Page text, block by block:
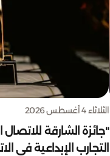
الثلاثاء 4 أغسطس 2026
"جائزة الشارقة
التجارب الإبداعية في